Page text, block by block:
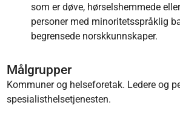
som er døve, hørselshemmede
personer med minoritetsspråklig
begrensede norskkunnskaper.
Målgrupper
Kommuner og helseforetak. Ledere og
spesialisthelsetjenesten.